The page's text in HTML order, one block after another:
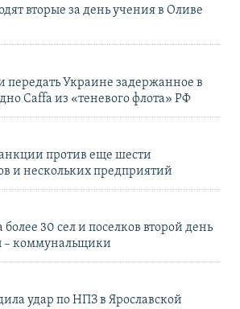
вторые за день учения в Оливе
Украине задержанное в
Caffa из «теневого флота» РФ
против еще шести
и нескольких предприятий
30 сел и поселков второй день
– коммунальщики
удар по НПЗ в Ярославской